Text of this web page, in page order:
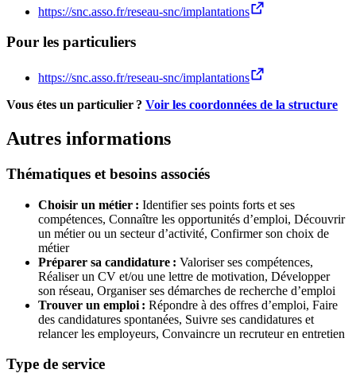
https://snc.asso.fr/reseau-snc/implantations
Pour les particuliers
https://snc.asso.fr/reseau-snc/implantations
Vous étes un particulier ? Voir les coordonnées de la structure
Autres informations
Thématiques et besoins associés
Choisir un métier : Identifier ses points forts et ses
compétences, Connaître les opportunités d’emploi, Découvrir
un métier ou un secteur d’activité, Confirmer son choix de
métier
Préparer sa candidature : Valoriser ses compétences,
Réaliser un CV et/ou une lettre de motivation, Développer
son réseau, Organiser ses démarches de recherche d’emploi
Trouver un emploi : Répondre à des offres d’emploi, Faire
des candidatures spontanées, Suivre ses candidatures et
relancer les employeurs, Convaincre un recruteur en entretien
Type de service